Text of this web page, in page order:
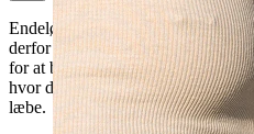
Endeløse piercingringe er et af
derfor vil vi gerne give dig, som
for at bære sådan en ring. Ringen
hvor du kunne have en rigtig
læbe.